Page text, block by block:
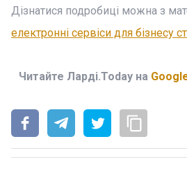
Дізнатися подробиці можна з
електронні сервіси для бізнесу
Читайте Ларді.Today на